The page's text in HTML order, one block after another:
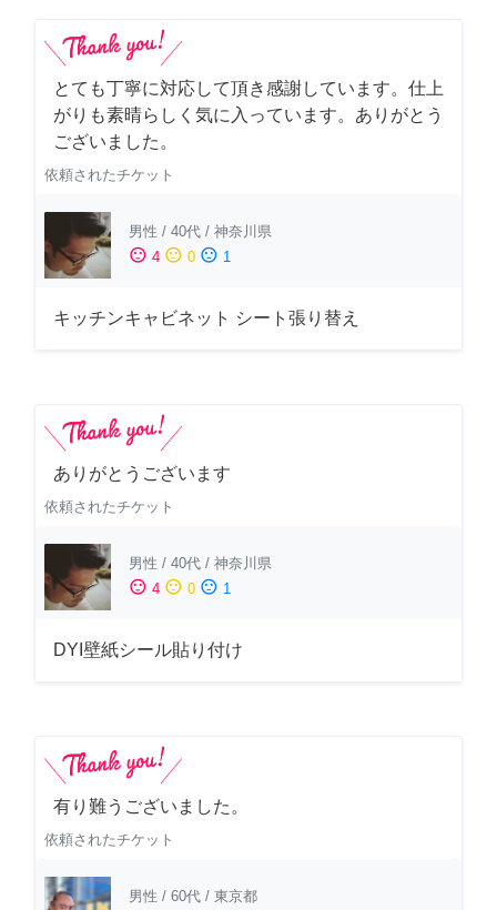
とても丁寧に対応して頂き感謝しています。仕上
がりも素晴らしく気に入っています。ありがとう
ございました。
依頼されたチケット
男性 / 40代 / 神奈川県
sentiment_satisfied 4 sentiment_neutral 0 sentiment_dissatisfied 1
キッチンキャビネット シート張り替え
ありがとうございます
依頼されたチケット
男性 / 40代 / 神奈川県
sentiment_satisfied 4 sentiment_neutral 0 sentiment_dissatisfied 1
DYI壁紙シール貼り付け
有り難うございました。
依頼されたチケット
男性 / 60代 / 東京都